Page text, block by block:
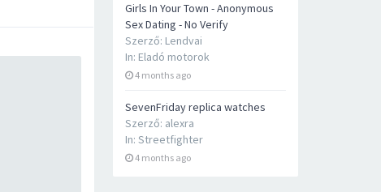
Girls In Your Town - Anonymous
Sex Dating - No Verify
Szerző: Lendvai
In: Eladó motorok
4 months ago
SevenFriday replica watches
Szerző: alexra
In: Streetfighter
4 months ago